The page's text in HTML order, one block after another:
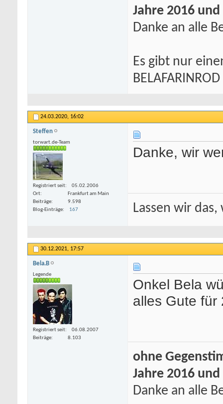
Jahre 2016 und
Danke an alle
Es gibt nur
BELAFARINROD
24.03.2020, 16:02
Steffen
torwart.de-Team
Registriert seit
05.02.2006
Ort
Frankfurt am Main
Beiträge
9.598
Blog-Einträge
167
Danke, wir
Lassen wir
30.12.2021, 17:57
Bela.B
Legende
Registriert seit
06.08.2007
Beiträge
8.103
Onkel Bela
alles Gute für
ohne
Jahre 2016 und
Danke an alle